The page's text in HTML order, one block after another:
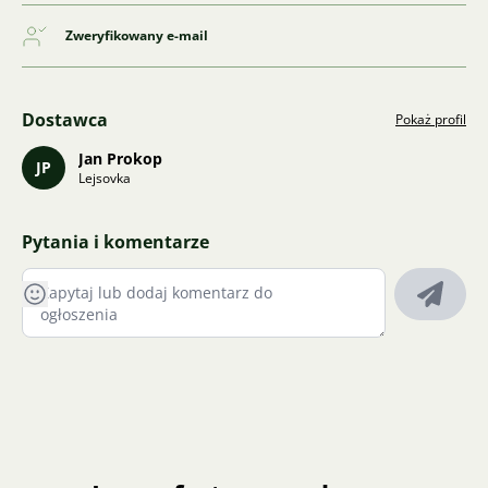
Zweryfikowany e-mail
Dostawca Pokaż profil
JP Jan Prokop
Lejsovka
Pytania i komentarze